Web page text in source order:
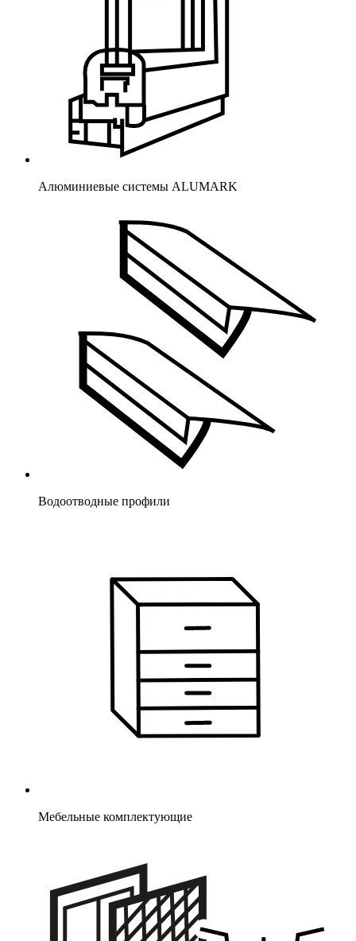
Алюминиевые системы ALUMARK
Водоотводные профили
Мебельные комплектующие